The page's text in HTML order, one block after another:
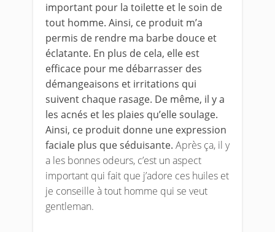
important pour la toilette et le soin de
tout homme. Ainsi, ce produit m’a
permis de rendre ma barbe douce et
éclatante. En plus de cela, elle est
efficace pour me débarrasser des
démangeaisons et irritations qui
suivent chaque rasage. De même, il y a
les acnés et les plaies qu’elle soulage.
Ainsi, ce produit donne une expression
faciale plus que séduisante. Après ça, il y
a les bonnes odeurs, c’est un aspect
important qui fait que j’adore ces huiles et
je conseille à tout homme qui se veut
gentleman.